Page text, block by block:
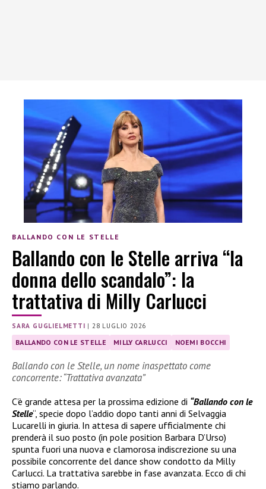
BALLANDO CON LE STELLE
Ballando con le Stelle arriva “la
donna dello scandalo”: la
trattativa di Milly Carlucci
SARA GUGLIELMETTI | 28 LUGLIO 2026
BALLANDO CON LE STELLE MILLY CARLUCCI NOEMI BOCCHI
Ballando con le Stelle, un nome inaspettato come
concorrente: “Trattativa avanzata”
C’è grande attesa per la prossima edizione di “Ballando con le
Stelle“, specie dopo l’addio dopo tanti anni di Selvaggia
Lucarelli in giuria. In attesa di sapere ufficialmente chi
prenderà il suo posto (in pole position Barbara D’Urso)
spunta fuori una nuova e clamorosa indiscrezione su una
possibile concorrente del dance show condotto da Milly
Carlucci. La trattativa sarebbe in fase avanzata. Ecco di chi
stiamo parlando.